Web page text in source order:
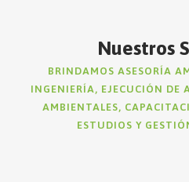
Nuestros
BRINDAMOS ASESORÍA
INGENIERÍA, EJECUCIÓN DE
AMBIENTALES,
ESTUDIOS Y